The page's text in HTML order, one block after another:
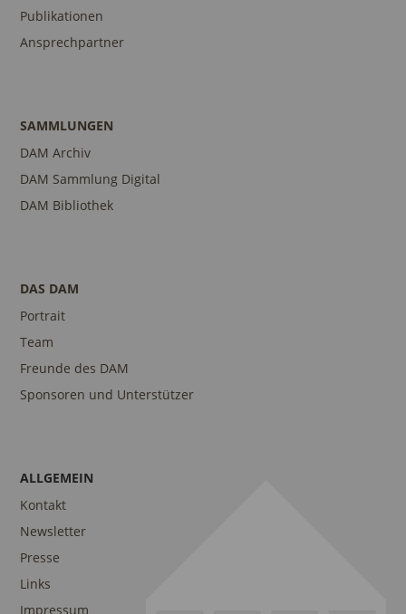
Publikationen
Ansprechpartner
SAMMLUNGEN
DAM Archiv
DAM Sammlung Digital
DAM Bibliothek
DAS DAM
Portrait
Team
Freunde des DAM
Sponsoren und Unterstützer
ALLGEMEIN
Kontakt
Newsletter
Presse
Links
Impressum